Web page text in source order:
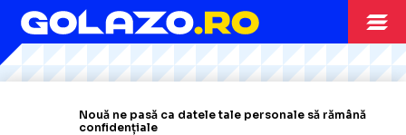
Citește mai mult
Citește mai mult
Citește mai mult
Citește mai mult
Citește mai mult
ARHIVA FOTBAL 21.04.2022
Nouă ne pasă ca datele tale personale să rămână
confidențiale